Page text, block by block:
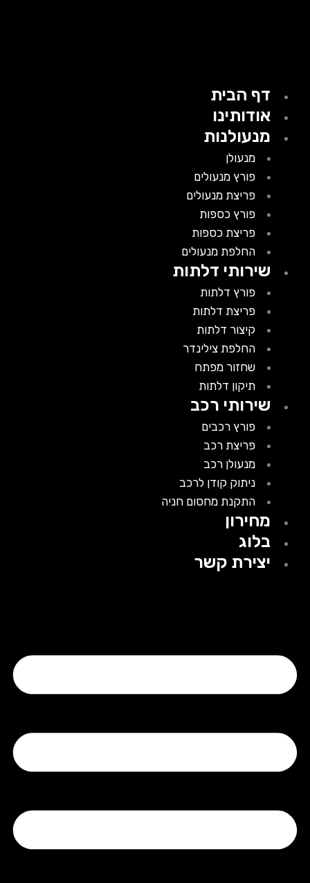
דף הבית
אודותינו
מנעולנות
מנעולן
פורץ מנעולים
פריצת מנעולים
פורץ כספות
פריצת כספות
החלפת מנעולים
שירותי דלתות
פורץ דלתות
פריצת דלתות
קיצור דלתות
החלפת צילינדר
שחזור מפתח
תיקון דלתות
שירותי רכב
פורץ רכבים
פריצת רכב
מנעולן רכב
ניתוק קודן לרכב
התקנת מחסום חניה
מחירון
בלוג
יצירת קשר